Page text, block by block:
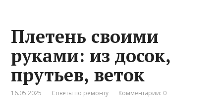
Плетень своими
руками: из досок,
прутьев, веток
16.05.2025 Советы по ремонту Комментарии: 0